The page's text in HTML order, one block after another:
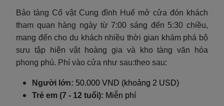
Bảo tàng Cổ vật Cung đình Huế mở cửa đón khách
tham quan hàng ngày từ 7:00 sáng đến 5:30 chiều,
mang đến cho du khách nhiều thời gian khám phá bộ
sưu tập hiện vật hoàng gia và kho tàng văn hóa
phong phú. Phí vào cửa như sau:theo sau:
Người lớn: 50.000 VND (khoảng 2 USD)
Trẻ em (7 - 12 tuổi): Miễn phí